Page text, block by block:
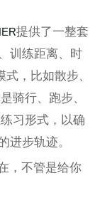
提供了一整套
训练距离、时
，比如散步、
骑行、跑步、
习形式，以确
进步轨迹。
，不管是给你